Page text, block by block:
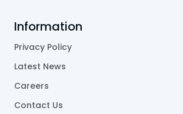
Information
Privacy Policy
Latest News
Careers
Contact Us